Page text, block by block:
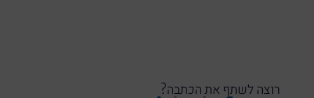
רוצה לשתף את הכתבה?